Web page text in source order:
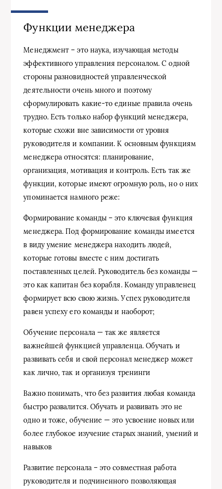
Функции менеджера
Менеджмент – это наука, изучающая методы
эффективного управления персоналом. С одной
стороны разновидностей управленческой
деятельности очень много и поэтому
сформулировать какие-то единые правила очень
трудно. Есть только набор функций менеджера,
которые схожи вне зависимости от уровня
руководителя и компании. К основным функциям
менеджера относятся: планирование,
организация, мотивация и контроль. Есть так же
функции, которые имеют огромную роль, но о них
упоминается намного реже:
Формирование команды – это ключевая функция
менеджера. Под формирование команды имеется
в виду умение менеджера находить людей,
которые готовы вместе с ним достигать
поставленных целей. Руководитель без команды —
это как капитан без корабля. Команду управленец
формирует всю свою жизнь. Успех руководителя
равен успеху его команды и наоборот;
Обучение персонала — так же является
важнейшей функцией управленца. Обучать и
развивать себя и свой персонал менеджер может
как лично, так и организуя тренинги
Важно понимать, что без развития любая команда
быстро развалится. Обучать и развивать это не
одно и тоже, обучение — это усвоение новых или
более глубокое изучение старых знаний, умений и
навыков
Развитие персонала – это совместная работа
руководителя и подчиненного позволяющая